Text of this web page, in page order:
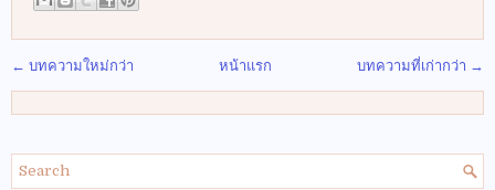
← บทความใหม่กว่า บทความที่เก่ากว่า →
หน้าแรก